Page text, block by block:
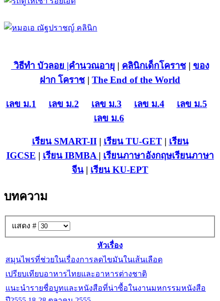
วิธีทำ บัวลอย |คำนวณอายุ | คลินิกเด็กโคราช| ของ
ฝาก โคราช | The End of the World
เลข ม.1 เลข ม.2 เลข ม.3 เลข ม.4
เลข ม.5
เลข ม.6
เรียน SMART-II| เรียน TU-GET| เรียน
IGCSE | เรียน IBMBA | เรียนภาษาอังกฤษเรียนภาษา
จีน | เรียน KU-EPT
บทความ
แสดง #
หัวเรื่อง
สมุนไพรที่ช่วยในเรื่องการลดไขมันในเส้นเลือด
เปรียบเทียบอาหารไทยและอาหารต่างชาติ
แนะนำรายชื่อบูทและหนังสือที่น่าซื้อในงานมหกรรมหนังสือ